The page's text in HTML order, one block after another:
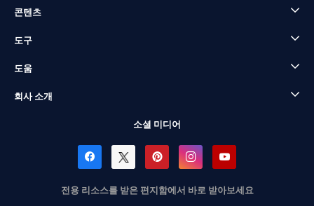
콘텐츠
도구
도움
회사 소개
소셜 미디어
전용 리소스를 받은 편지함에서 바로 받아보세요